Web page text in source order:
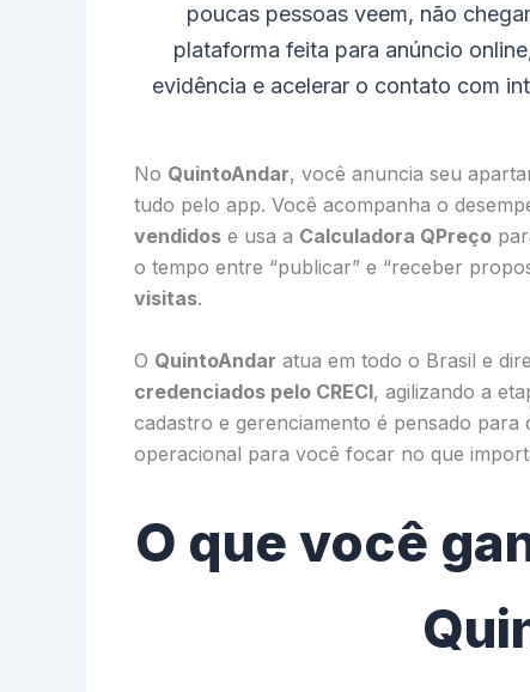
poucas pessoas veem, não
plataforma feita para anúncio
evidência e acelerar o contato com
No QuintoAndar, você anuncia seu
tudo pelo app. Você acompanha o
vendidos e usa a Calculadora QPreço
o tempo entre “publicar” e “receber
visitas.
O QuintoAndar atua em todo o Brasil e
credenciados pelo CRECI, agilizando a
cadastro e gerenciamento é pensado
operacional para você focar no que
O que você